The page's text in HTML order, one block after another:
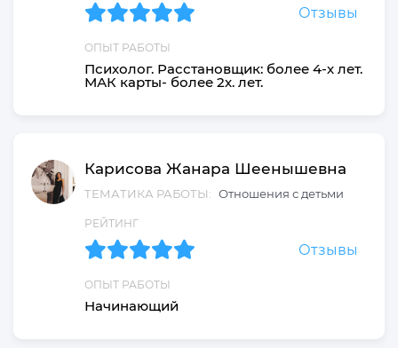
Отзывы
ОПЫТ РАБОТЫ
Психолог. Расстановщик: более 4-х лет.
МАК карты- более 2х. лет.
Карисова Жанара Шеенышевна
ТЕМАТИКА РАБОТЫ: Отношения с детьми
РЕЙТИНГ
Отзывы
ОПЫТ РАБОТЫ
Начинающий